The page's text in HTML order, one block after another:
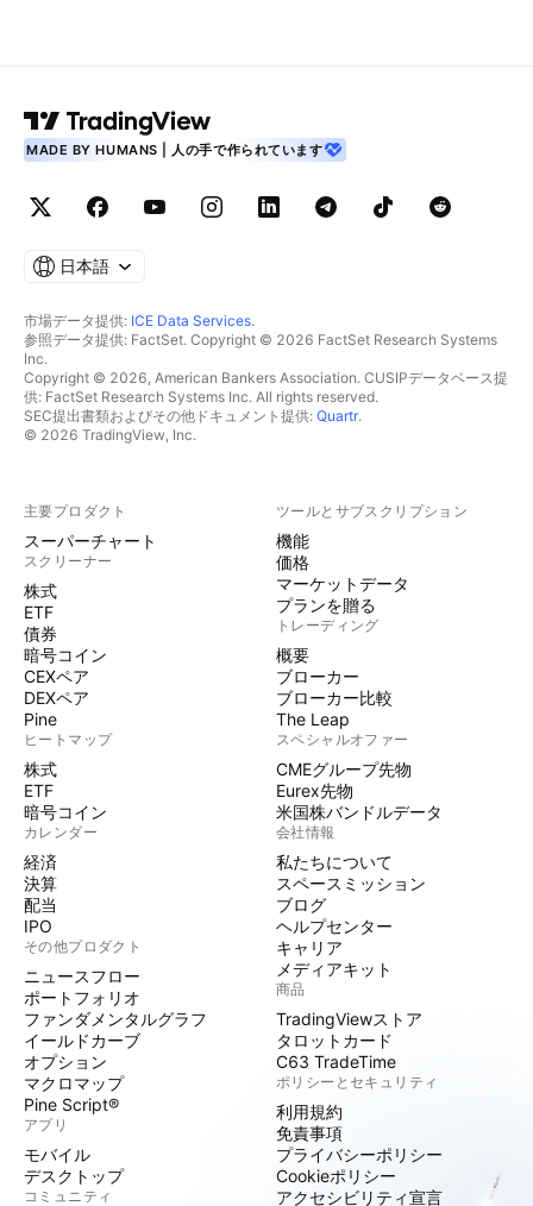
MADE BY HUMANS | 人の手で作られています
日本語
市場データ提供: ICE Data Services.
参照データ提供: FactSet. Copyright © 2026 FactSet Research Systems
Inc.
Copyright © 2026, American Bankers Association. CUSIPデータベース提
供: FactSet Research Systems Inc. All rights reserved.
SEC提出書類およびその他ドキュメント提供: Quartr.
© 2026 TradingView, Inc.
主要プロダクト
スーパーチャート
スクリーナー
株式
ETF
債券
暗号コイン
CEXペア
DEXペア
Pine
ヒートマップ
株式
ETF
暗号コイン
カレンダー
経済
決算
配当
IPO
その他プロダクト
ニュースフロー
ポートフォリオ
ファンダメンタルグラフ
イールドカーブ
オプション
マクロマップ
Pine Script®
アプリ
モバイル
デスクトップ
コミュニティ
ツールとサブスクリプション
機能
価格
マーケットデータ
プランを贈る
トレーディング
概要
ブローカー
ブローカー比較
The Leap
スペシャルオファー
CMEグループ先物
Eurex先物
米国株バンドルデータ
会社情報
私たちについて
スペースミッション
ブログ
ヘルプセンター
キャリア
メディアキット
商品
TradingViewストア
タロットカード
C63 TradeTime
ポリシーとセキュリティ
利用規約
免責事項
プライバシーポリシー
Cookieポリシー
アクセシビリティ宣言